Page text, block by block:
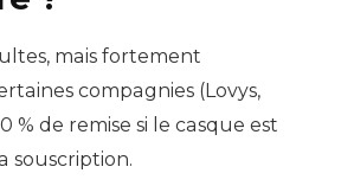
mais fortement
compagnies (Lovys,
% de remise si le casque est
souscription.